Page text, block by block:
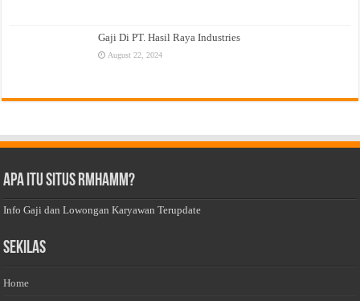
Gaji Di PT. Hasil Raya Industries
August 22, 2024
Apa Itu Situs Rmhamm?
Info Gaji dan Lowongan Karyawan Terupdate
Sekilas
Home